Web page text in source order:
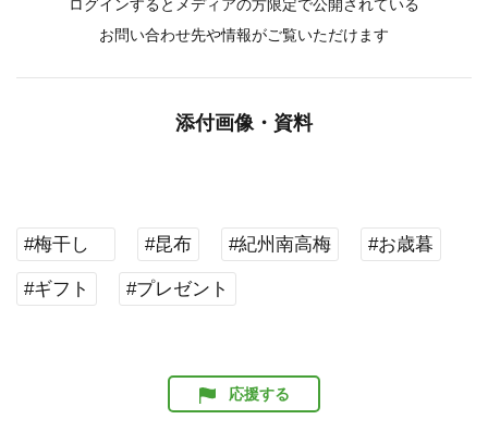
ログインするとメディアの方限定で公開されている
お問い合わせ先や情報がご覧いただけます
添付画像・資料
#梅干し #昆布 #紀州南高梅 #お歳暮
#ギフト #プレゼント
応援する